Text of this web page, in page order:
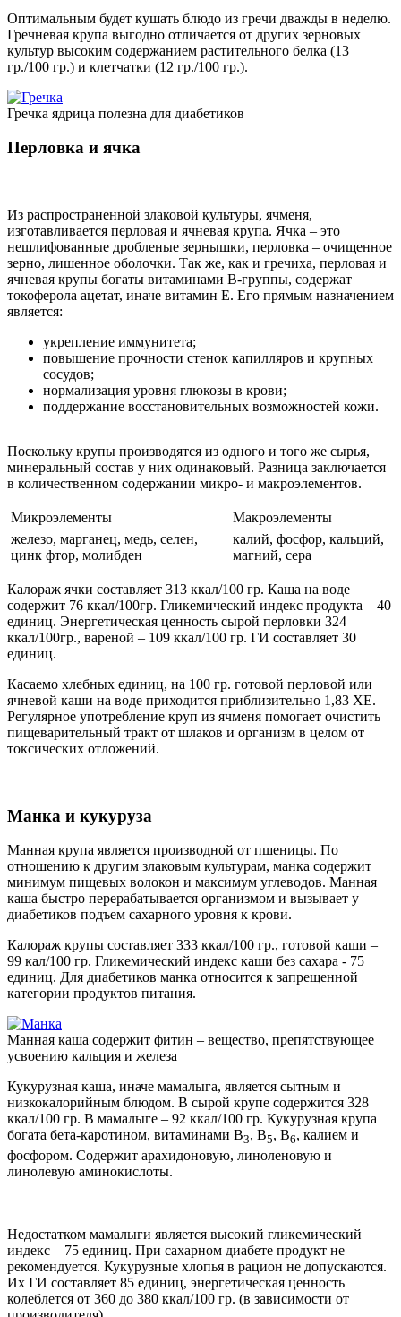
Оптимальным будет кушать блюдо из гречи дважды в неделю.
Гречневая крупа выгодно отличается от других зерновых
культур высоким содержанием растительного белка (13
гр./100 гр.) и клетчатки (12 гр./100 гр.).
Гречка ядрица полезна для диабетиков
Перловка и ячка
Из распространенной злаковой культуры, ячменя,
изготавливается перловая и ячневая крупа. Ячка – это
нешлифованные дробленые зернышки, перловка – очищенное
зерно, лишенное оболочки. Так же, как и гречиха, перловая и
ячневая крупы богаты витаминами В-группы, содержат
токоферола ацетат, иначе витамин Е. Его прямым назначением
является:
укрепление иммунитета;
повышение прочности стенок капилляров и крупных
сосудов;
нормализация уровня глюкозы в крови;
поддержание восстановительных возможностей кожи.
Поскольку крупы производятся из одного и того же сырья,
минеральный состав у них одинаковый. Разница заключается
в количественном содержании микро- и макроэлементов.
Микроэлементы
Макроэлементы
железо, марганец, медь, селен,
цинк фтор, молибден
калий, фосфор, кальций,
магний, сера
Калораж ячки составляет 313 ккал/100 гр. Каша на воде
содержит 76 ккал/100гр. Гликемический индекс продукта – 40
единиц. Энергетическая ценность сырой перловки 324
ккал/100гр., вареной – 109 ккал/100 гр. ГИ составляет 30
единиц.
Касаемо хлебных единиц, на 100 гр. готовой перловой или
ячневой каши на воде приходится приблизительно 1,83 ХЕ.
Регулярное употребление круп из ячменя помогает очистить
пищеварительный тракт от шлаков и организм в целом от
токсических отложений.
Манка и кукуруза
Манная крупа является производной от пшеницы. По
отношению к другим злаковым культурам, манка содержит
минимум пищевых волокон и максимум углеводов. Манная
каша быстро перерабатывается организмом и вызывает у
диабетиков подъем сахарного уровня к крови.
Калораж крупы составляет 333 ккал/100 гр., готовой каши –
99 кал/100 гр. Гликемический индекс каши без сахара - 75
единиц. Для диабетиков манка относится к запрещенной
категории продуктов питания.
Манная каша содержит фитин – вещество, препятствующее
усвоению кальция и железа
Кукурузная каша, иначе мамалыга, является сытным и
низкокалорийным блюдом. В сырой крупе содержится 328
ккал/100 гр. В мамалыге – 92 ккал/100 гр. Кукурузная крупа
богата бета-каротином, витаминами В3, В5, В6, калием и
фосфором. Содержит арахидоновую, линоленовую и
линолевую аминокислоты.
Недостатком мамалыги является высокий гликемический
индекс – 75 единиц. При сахарном диабете продукт не
рекомендуется. Кукурузные хлопья в рацион не допускаются.
Их ГИ составляет 85 единиц, энергетическая ценность
колеблется от 360 до 380 ккал/100 гр. (в зависимости от